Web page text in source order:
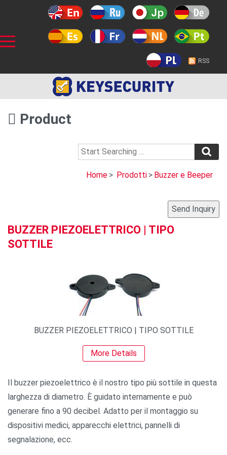
RSS
Product
Home > Prodotti > Buzzer e Beeper
BUZZER PIEZOELETTRICO | TIPO
SOTTILE
BUZZER PIEZOELETTRICO | TIPO SOTTILE
More Details
Il buzzer piezoelettrico è il nostro tipo più sottile in questa
larghezza di diametro. È guidato internamente e può
generare fino a 90 decibel. Adatto per il montaggio su
dispositivi medici, apparecchi elettrici, pannelli di
segnalazione, ecc.